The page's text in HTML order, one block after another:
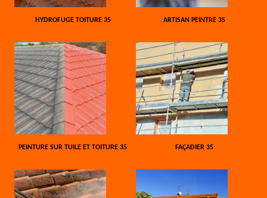
HYDROFUGE TOITURE 35 ARTISAN PEINTRE 35
PEINTURE SUR TUILE ET TOITURE 35 FAÇADIER 35